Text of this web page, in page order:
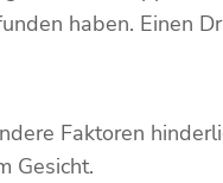
haben. Einen
Faktoren
Gesicht.